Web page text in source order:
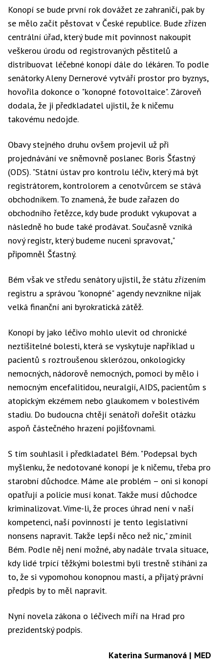
Konopí se bude první rok dovážet ze zahraničí, pak by
se mělo začít pěstovat v České republice. Bude zřízen
centrální úřad, který bude mít povinnost nakoupit
veškerou úrodu od registrovaných pěstitelů a
distribuovat léčebné konopí dále do lékáren. To podle
senátorky Aleny Dernerové vytváří prostor pro byznys,
hovořila dokonce o "konopné fotovoltaice". Zároveň
dodala, že ji předkladatel ujistil, že k ničemu
takovému nedojde.
Obavy stejného druhu ovšem projevil už při
projednávání ve sněmovně poslanec Boris Šťastný
(ODS). "Státní ústav pro kontrolu léčiv, který má být
registrátorem, kontrolorem a cenotvůrcem se stává
obchodníkem. To znamená, že bude zařazen do
obchodního řetězce, kdy bude produkt vykupovat a
následně ho bude také prodávat. Současně vzniká
nový registr, který budeme nuceni spravovat,"
připomněl Šťastný.
Bém však ve středu senátory ujistil, že státu zřízením
registru a správou "konopné" agendy nevznikne nijak
velká finanční ani byrokratická zátěž.
Konopí by jako léčivo mohlo ulevit od chronické
neztišitelné bolesti, která se vyskytuje například u
pacientů s roztroušenou sklerózou, onkologicky
nemocných, nádorově nemocných, pomoci by mělo i
nemocným encefalitidou, neuralgií, AIDS, pacientům s
atopickým ekzémem nebo glaukomem v bolestivém
stadiu. Do budoucna chtějí senátoři dořešit otázku
aspoň částečného hrazení pojišťovnami.
S tím souhlasil i předkladatel Bém. "Podepsal bych
myšlenku, že nedotované konopí je k ničemu, třeba pro
starobní důchodce. Máme ale problém – oni si konopí
opatřují a policie musí konat. Takže musí důchodce
kriminalizovat. Víme-li, že proces úhrad není v naší
kompetenci, naší povinností je tento legislativní
nonsens napravit. Takže lepší něco než nic," zmínil
Bém. Podle něj není možné, aby nadále trvala situace,
kdy lidé trpící těžkými bolestmi byli trestně stíháni za
to, že si vypomohou konopnou mastí, a přijatý právní
předpis by to měl napravit.
Nyní novela zákona o léčivech míří na Hrad pro
prezidentský podpis.
Katerina Surmanová | MED